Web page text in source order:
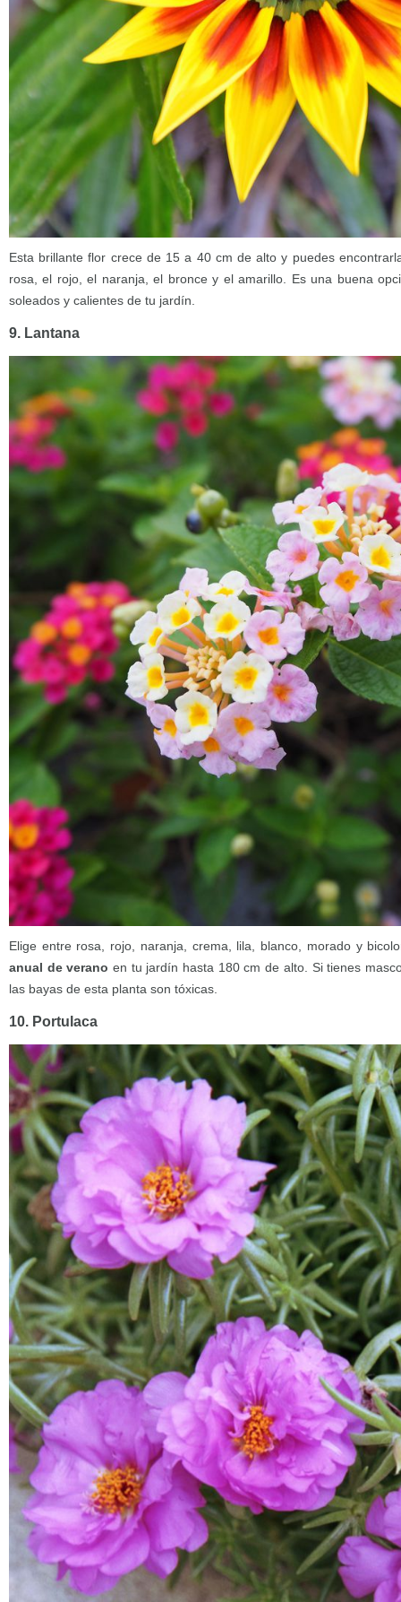
Esta brillante flor crece de 15 a 40 cm de alto y puedes
rosa, el rojo, el naranja, el bronce y el amarillo. Es una buena
soleados y calientes de tu jardín.
9. Lantana
Elige entre rosa, rojo, naranja, crema, lila, blanco, morado y
anual de verano en tu jardín hasta 180 cm de alto. Si tienes
las bayas de esta planta son tóxicas.
10. Portulaca